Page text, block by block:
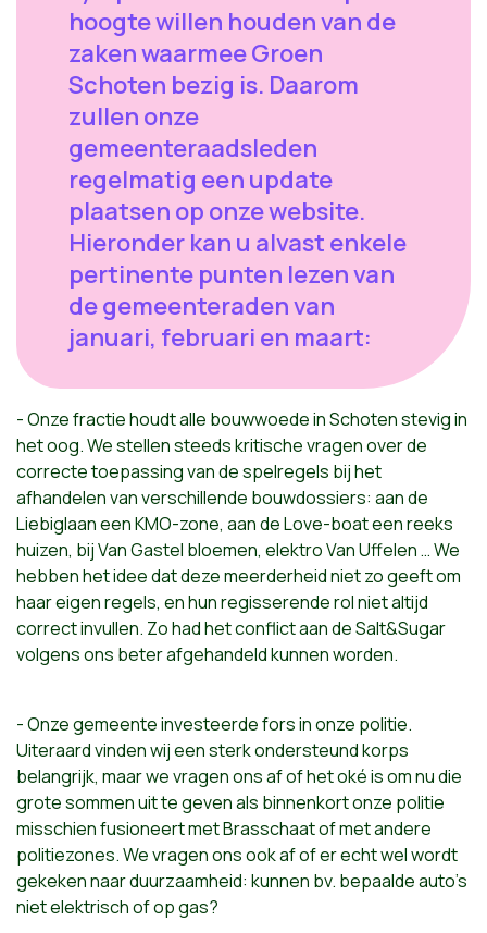
hoogte willen houden van de
zaken waarmee Groen
Schoten bezig is. Daarom
zullen onze
gemeenteraadsleden
regelmatig een update
plaatsen op onze website.
Hieronder kan u alvast enkele
pertinente punten lezen van
de gemeenteraden van
januari, februari en maart:
- Onze fractie houdt alle bouwwoede in Schoten stevig in
het oog. We stellen steeds kritische vragen over de
correcte toepassing van de spelregels bij het
afhandelen van verschillende bouwdossiers: aan de
Liebiglaan een KMO-zone, aan de Love-boat een reeks
huizen, bij Van Gastel bloemen, elektro Van Uffelen … We
hebben het idee dat deze meerderheid niet zo geeft om
haar eigen regels, en hun regisserende rol niet altijd
correct invullen. Zo had het conflict aan de Salt&Sugar
volgens ons beter afgehandeld kunnen worden.
- Onze gemeente investeerde fors in onze politie.
Uiteraard vinden wij een sterk ondersteund korps
belangrijk, maar we vragen ons af of het oké is om nu die
grote sommen uit te geven als binnenkort onze politie
misschien fusioneert met Brasschaat of met andere
politiezones. We vragen ons ook af of er echt wel wordt
gekeken naar duurzaamheid: kunnen bv. bepaalde auto’s
niet elektrisch of op gas?